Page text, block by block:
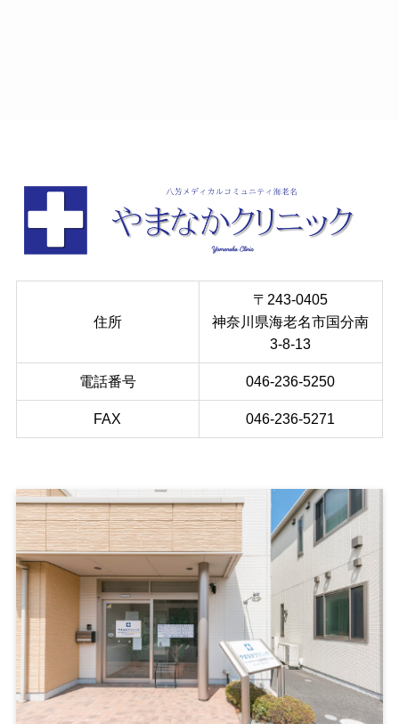
住所
〒243-0405
神奈川県海老名市国分南
3-8-13
電話番号 046-236-5250
FAX 046-236-5271